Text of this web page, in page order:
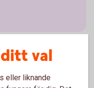
du kan
val
eller liknande